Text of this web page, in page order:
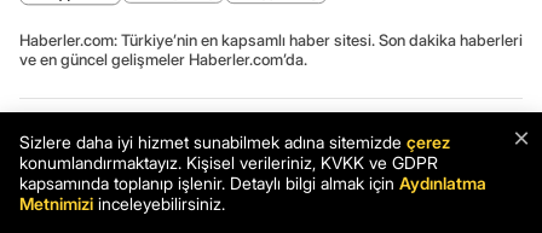
Haberler.com: Türkiye’nin en kapsamlı haber sitesi. Son dakika haberleri
ve en güncel gelişmeler Haberler.com’da.
Haber: Füruzan Önemli Olan Zamanın Sınavını Verebilmektir -
Haberler
Haber
×
Sizlere daha iyi hizmet sunabilmek adına sitemizde çerez
konumlandırmaktayız. Kişisel verileriniz, KVKK ve GDPR
kapsamında toplanıp işlenir. Detaylı bilgi almak için Aydınlatma
Metnimizi inceleyebilirsiniz.